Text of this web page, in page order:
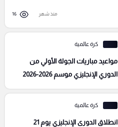
منذ شهر 16
كرة عالمية
مواعيد مباريات الجولة الأولي من
الدوري الإنجليزي موسم 2026-2026
كرة عالمية
انطلاق الدورى الإنجليزي يوم 21